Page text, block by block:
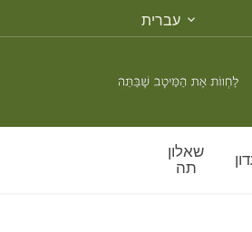
שפה
עברית
שאלון
תה